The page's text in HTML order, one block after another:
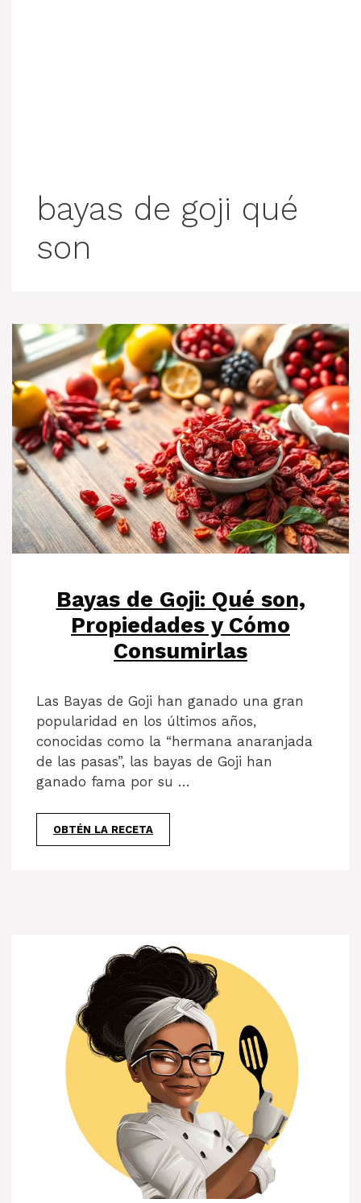
bayas de goji qué
son
Bayas de Goji: Qué son,
Propiedades y Cómo
Consumirlas
Las Bayas de Goji han ganado una gran
popularidad en los últimos años,
conocidas como la “hermana anaranjada
de las pasas”, las bayas de Goji han
ganado fama por su …
OBTÉN LA RECETA